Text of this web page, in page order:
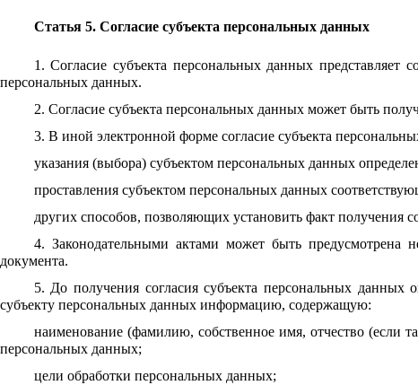
Статья 5. Согласие субъекта персональных данных
1. Согласие субъекта персональных данных представляет
персональных данных.
2. Согласие субъекта персональных данных может быть
3. В иной электронной форме согласие субъекта
указания (выбора) субъектом персональных данных
проставления субъектом персональных данных
других способов, позволяющих установить факт получения
4. Законодательными актами может быть предусмотрена
документа.
5. До получения согласия субъекта персональных данных
субъекту персональных данных информацию, содержащую:
наименование (фамилию, собственное имя, отчество (если
персональных данных;
цели обработки персональных данных;